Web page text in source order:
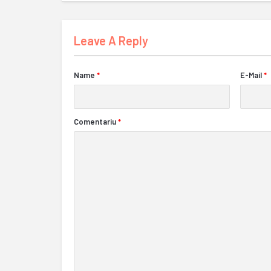
Leave A Reply
Name * E-Mail *
Comentariu*